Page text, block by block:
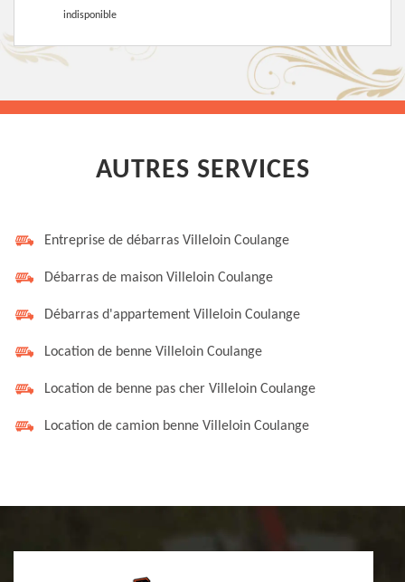
indisponible
AUTRES SERVICES
Entreprise de débarras Villeloin Coulange
Débarras de maison Villeloin Coulange
Débarras d'appartement Villeloin Coulange
Location de benne Villeloin Coulange
Location de benne pas cher Villeloin Coulange
Location de camion benne Villeloin Coulange